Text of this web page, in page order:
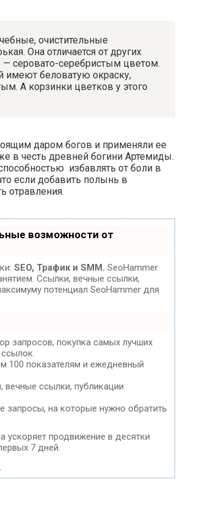
очистительные
Она отличается от других
серовато-серебристым цветом.
имеют беловатую окраску,
А корзинки цветков у этого
даром богов и применяли ее
в честь древней богини Артемиды.
избавлять от боли в
если добавить полынь в
отравления.
возможности от
SEO, Трафик и SMM. SeoHammer
Ссылки, вечные ссылки,
потенциал SeoHammer для
запросов, покупка самых лучших
100 показателям и ежедневный
ссылки, публикации
запросы, на которые нужно обратить
ускоряет продвижение в десятки
7 дней.